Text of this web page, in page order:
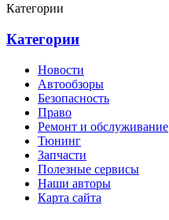
Категории
Категории
Новости
Автообзоры
Безопасность
Право
Ремонт и обслуживание
Тюнинг
Запчасти
Полезные сервисы
Наши авторы
Карта сайта